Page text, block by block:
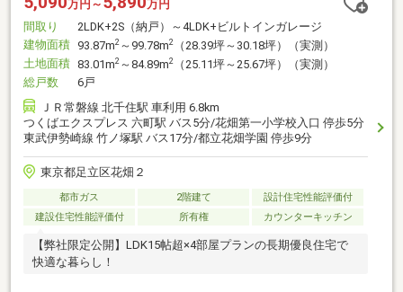
万円～
万円
間取り
2LDK+2S（納戸）～4LDK+ビルトインガレージ
建物面積 93.87m2 ～99.78m2
（28.39坪～30.18坪）（実測）
土地面積 83.01m2 ～84.89m2
（25.11坪～25.67坪）（実測）
総戸数
6戸
ＪＲ常磐線 北千住駅 車利用 6.8km
つくばエクスプレス 六町駅 バス5分/花畑第一小学校入口 停歩5分
東武伊勢崎線 竹ノ塚駅 バス17分/都立花畑学園 停歩9分
東京都足立区花畑２
都市ガス 2階建て
設計住宅性能評価付
建設住宅性能評価付
所有権 カウンターキッチン
【弊社限定公開】LDK15帖超×4部屋プランの長期優良住宅で
快適な暮らし！